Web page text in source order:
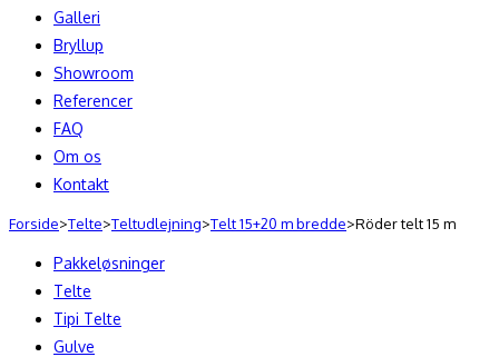
Galleri
Bryllup
Showroom
Referencer
FAQ
Om os
Kontakt
Forside>Telte>Teltudlejning>Telt 15+20 m bredde>Röder telt 15 m
Pakkeløsninger
Telte
Tipi Telte
Gulve